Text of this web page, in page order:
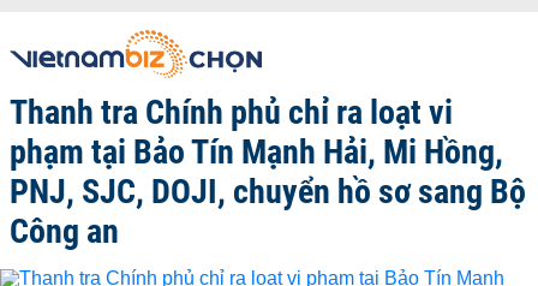
Thanh tra Chính phủ chỉ ra loạt vi
phạm tại Bảo Tín Mạnh Hải, Mi Hồng,
PNJ, SJC, DOJI, chuyển hồ sơ sang Bộ
Công an